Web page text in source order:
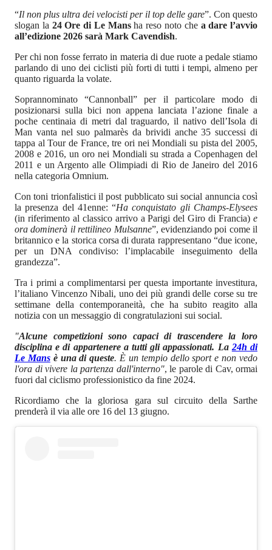
“Il non plus ultra dei velocisti per il top delle gare”. Con questo
slogan la 24 Ore di Le Mansha reso noto che a dare l’avvio
all’edizione 2026 sarà Mark Cavendish.
Per chi non fosse ferrato in materia di due ruote a pedale stiamo
parlando di uno dei ciclisti più forti di tutti i tempi, almeno per
quanto riguarda la volate.
Soprannominato “Cannonball” per il particolare modo di
posizionarsi sulla bici non appena lanciata l’azione finale a
poche centinaia di metri dal traguardo, il nativo dell’Isola di
Man vanta nel suo palmarès da brividi anche 35 successi di
tappa al Tour de France, tre ori nei Mondiali su pista del 2005,
2008 e 2016, un oro nei Mondiali su strada a Copenhagen del
2011 e un Argento alle Olimpiadi di Rio de Janeiro del 2016
nella categoria Omnium.
Con toni trionfalistici il post pubblicato sui social annuncia così
la presenza del 41enne: “Ha conquistato gli Champs-Elysees
(in riferimento al classico arrivo a Parigi del Giro di Francia) e
ora dominerà il rettilineo Mulsanne”, evidenziando poi come il
britannico e la storica corsa di durata rappresentano “due icone,
per un DNA condiviso: l’implacabile inseguimento della
grandezza”.
Tra i primi a complimentarsi per questa importante investitura,
l’italiano Vincenzo Nibali, uno dei più grandi delle corse su tre
settimane della contemporaneità, che ha subito reagito alla
notizia con un messaggio di congratulazioni sui social.
"Alcune competizioni sono capaci di trascendere la loro
disciplina e di appartenere a tutti gli appassionati. La 24h di
Le Mansè una di queste. È un tempio dello sport e non vedo
l'ora di vivere la partenza dall'interno", le parole di Cav, ormai
fuori dal ciclismo professionistico da fine 2024.
Ricordiamo che la gloriosa gara sul circuito della Sarthe
prenderà il via alle ore 16 del 13 giugno.